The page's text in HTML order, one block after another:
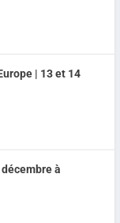
| 13 et 14
à